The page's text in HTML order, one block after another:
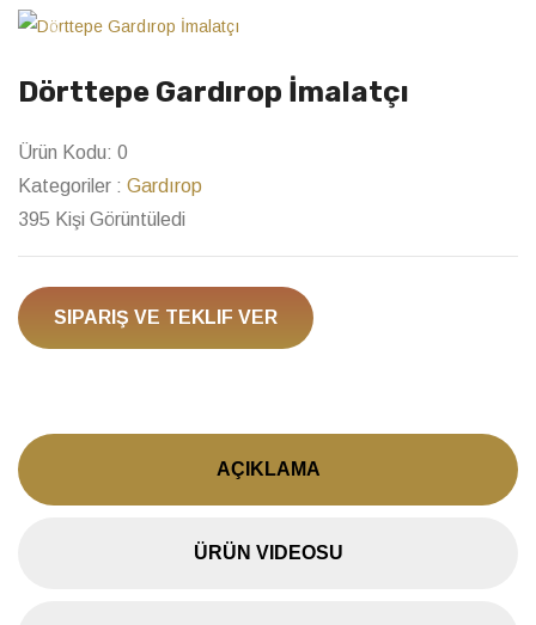
Previous
Dörttepe Gardırop İmalatçı
Ürün Kodu: 0
Kategoriler : Gardırop
395 Kişi Görüntüledi
SIPARIŞ VE TEKLIF VER
AÇIKLAMA
ÜRÜN VIDEOSU